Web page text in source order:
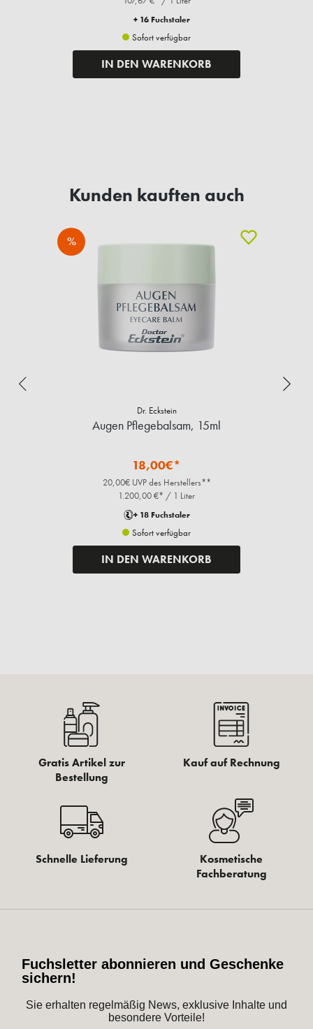
+ 16 Fuchstaler
Sofort verfügbar
IN DEN WARENKORB
Kunden kauften auch
%
Dr. Eckstein
Augen Pflegebalsam, 15ml
18,00€*
20,00€ UVP des Herstellers**
1.200,00 €* / 1 Liter
+ 18 Fuchstaler
Sofort verfügbar
IN DEN WARENKORB
Gratis Artikel zur
Bestellung
Kauf auf Rechnung
Schnelle Lieferung
Kosmetische
Fachberatung
Fuchsletter abonnieren und Geschenke
sichern!
Sie erhalten regelmäßig News, exklusive Inhalte und
besondere Vorteile!